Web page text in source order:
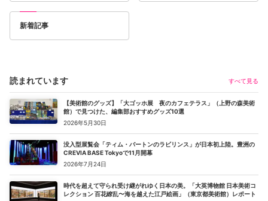
新着記事
読まれています すべて見る
【美術館のグッズ】「大ゴッホ展 夜のカフェテラス」（上野の森美術
館）で見つけた、編集部おすすめグッズ10選
2026年5月30日
没入型展覧会「ティム・バートンのラビリンス」が日本初上陸。豊洲の
CREVIA BASE Tokyoで11月開幕
2026年7月24日
時代を超えて守られ受け継がれゆく日本の美。「大英博物館 日本美術コ
レクション 百花繚乱〜海を越えた江戸絵画」（東京都美術館）レポート